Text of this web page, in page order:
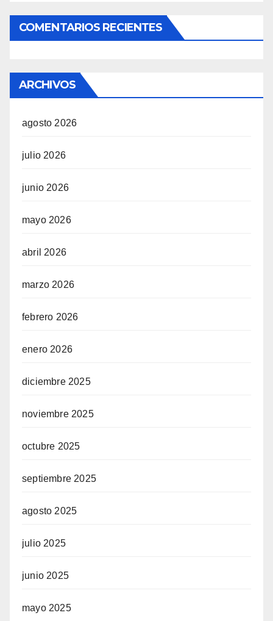
COMENTARIOS RECIENTES
ARCHIVOS
agosto 2026
julio 2026
junio 2026
mayo 2026
abril 2026
marzo 2026
febrero 2026
enero 2026
diciembre 2025
noviembre 2025
octubre 2025
septiembre 2025
agosto 2025
julio 2025
junio 2025
mayo 2025